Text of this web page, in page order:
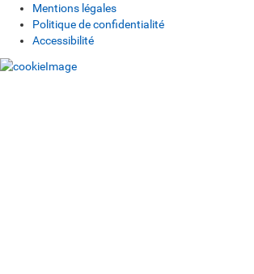
Mentions légales
Politique de confidentialité
Accessibilité